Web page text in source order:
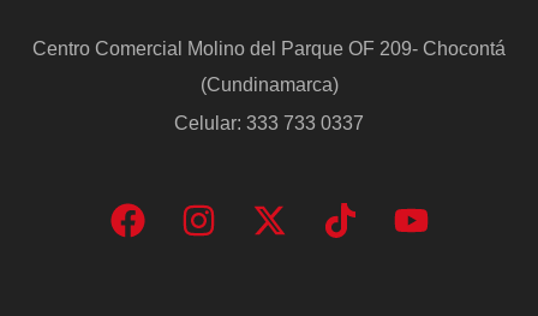
Centro Comercial Molino del Parque OF 209- Chocontá
(Cundinamarca)
Celular: 333 733 0337